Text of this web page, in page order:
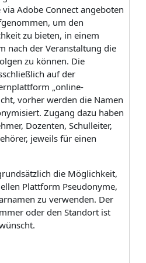
Adobe Connect angeboten
um den
zu bieten, in einem
nach der Veranstaltung die
zu können. Die
auf der
„online-
vorher werden die Namen
Zugang dazu haben
Dozenten, Schulleiter,
jeweils für einen
die Möglichkeit,
Plattform Pseudonyme,
zu verwenden. Der
oder den Standort ist